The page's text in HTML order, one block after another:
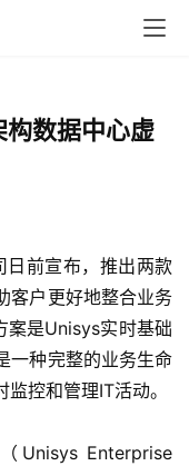
数据中心虚
日前宣布，推出两款
客户更好地整合业务
案是Unisys实时基础
一种完整的业务生命
控和管理IT活动。
Enterprise